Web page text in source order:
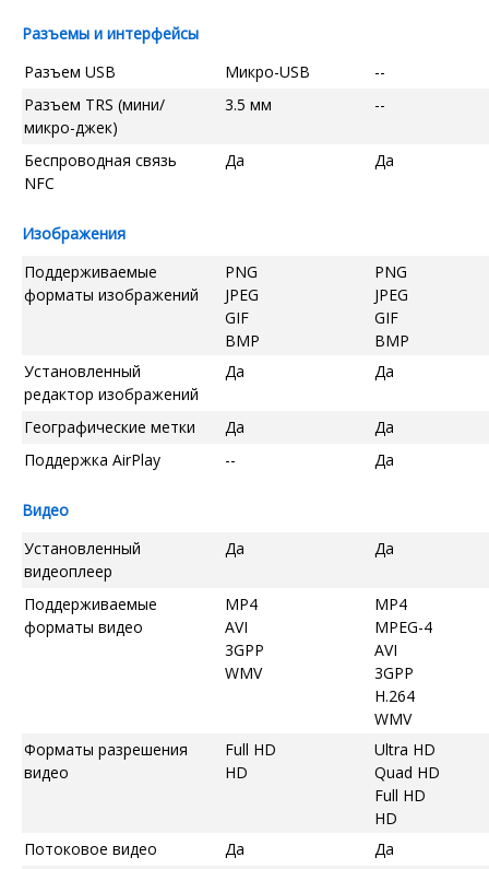
Разъемы и интерфейсы
Разъем USB
Микро-USB
--
Разъем TRS (мини/
микро-джек)
3.5 мм --
Беспроводная связь
NFC
Да Да
Изображения
Поддерживаемые
форматы изображений
PNG
JPEG
GIF
BMP
PNG
JPEG
GIF
BMP
Установленный
редактор изображений
Да Да
Географические метки Да
Да
Поддержка AirPlay
-- Да
Видео
Установленный
видеоплеер
Да Да
Поддерживаемые
форматы видео
MP4
AVI
3GPP
WMV
MP4
MPEG-4
AVI
3GPP
H.264
WMV
Форматы разрешения
видео
Full HD
HD
Ultra HD
Quad HD
Full HD
HD
Потоковое видео
Да
Да